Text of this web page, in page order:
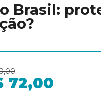
Brasil:
72,00